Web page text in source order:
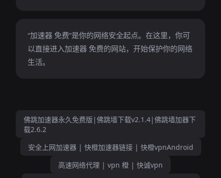
“加速器 免费”是你的网络安全起点。在这里，你可
以直接进入加速器 免费的网站，开始保护你的网络
生活。
佛跳加速器永久免费版|佛跳墙下载v2.1.4|佛跳墙加器下
载2.6.2
安全上网加速器 | 快橙加速器链接 | 快橙vpnAndroid
高速网络代理 | vpn 橙 | 快诚vpn